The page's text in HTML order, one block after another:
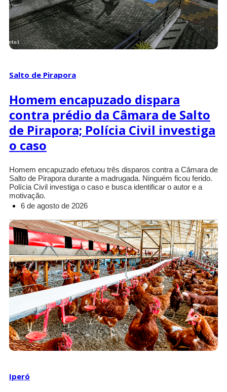
Salto de Pirapora
Homem encapuzado dispara
contra prédio da Câmara de Salto
de Pirapora; Polícia Civil investiga
o caso
Homem encapuzado efetuou três disparos contra a Câmara de
Salto de Pirapora durante a madrugada. Ninguém ficou ferido.
Polícia Civil investiga o caso e busca identificar o autor e a
motivação.
6 de agosto de 2026
Iperó